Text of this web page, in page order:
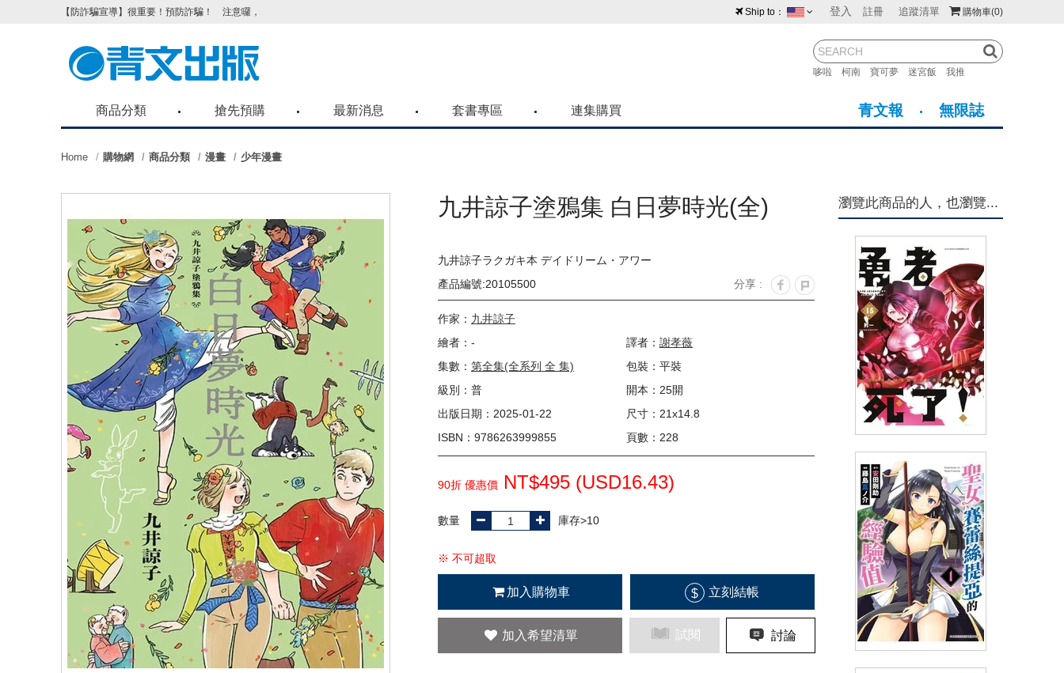
購物車(0)
登入 註冊 追蹤清單
哆啦 柯南 寶可夢 迷宮飯 我推
Ship to：
紐西蘭 馬來西亞
澳門 菲律賓
【防詐騙宣導】很重要！預防詐騙！ 注意囉，不要被騙了！請各位喜歡青文購物網的朋友們，提高警覺！
商品分類 搶先預購 最新消息 套書專區 連集購買 青文報 無限誌
Home 購物網 商品分類 漫畫 少年漫畫
九井諒子塗鴉集 白日夢時光(全)
九井諒子ラクガキ本 デイドリーム・アワー
產品編號:20105500
分享 :
作家： 九井諒子
繪者：-
譯者： 謝孝薇
集數： 第全集(全系列 全 集)
包裝：平裝
級別：普
開本：25開
出版日期：2025-01-22
尺寸：21x14.8
ISBN：9786263999855
頁數：228
90折 優惠價 NT$495 (USD16.43)
數量 庫存>10
※ 不可超取
加入購物車 $ 立刻結帳
加入希望清單 試閱 討論
瀏覽此商品的人，也瀏覽...
勇者死了！因為勇者掉進我這個
村民挖的陷阱裡。(15)
NT$140 90折 NT$126 (USD4.18)